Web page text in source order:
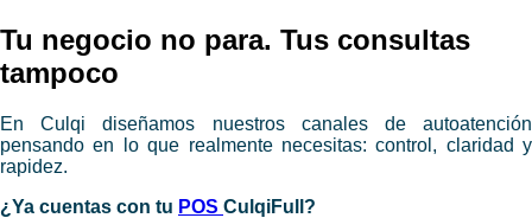
​Tu negocio no para. Tus consultas
tampoco
En Culqi diseñamos nuestros canales de autoatención
pensando en lo que realmente necesitas: control, claridad y
rapidez.
¿Ya cuentas con tu POS CulqiFull?